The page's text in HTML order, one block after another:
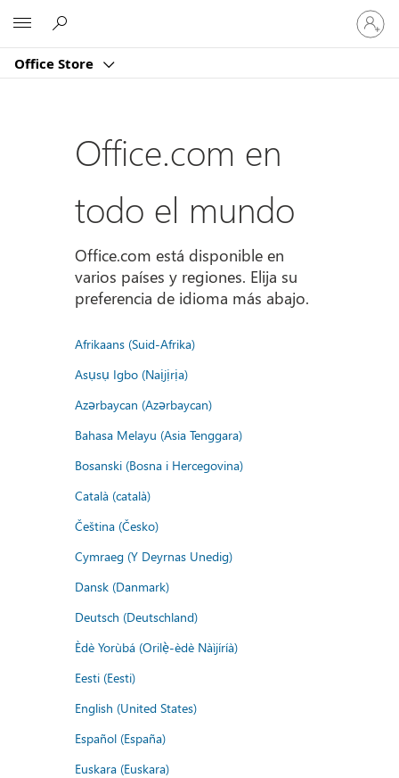
Office Store
Iniciar
sesión
en
cuenta
Office.com en
todo el mundo
Office.com está disponible en
varios países y regiones. Elija su
preferencia de idioma más abajo.
Afrikaans (Suid-Afrika)
Asụsụ Igbo (Naịjịrịa)
Azərbaycan (Azərbaycan)
Bahasa Melayu (Asia Tenggara)
Bosanski (Bosna i Hercegovina)
Català (català)
Čeština (Česko)
Cymraeg (Y Deyrnas Unedig)
Dansk (Danmark)
Deutsch (Deutschland)
Èdè Yorùbá (Orilẹ̀-èdè Nàìjíríà)
Eesti (Eesti)
English (United States)
Español (España)
Euskara (Euskara)